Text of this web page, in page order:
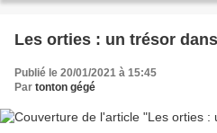
Les orties : un
Publié le 20/01/2021 à 15:45
Par tonton gégé